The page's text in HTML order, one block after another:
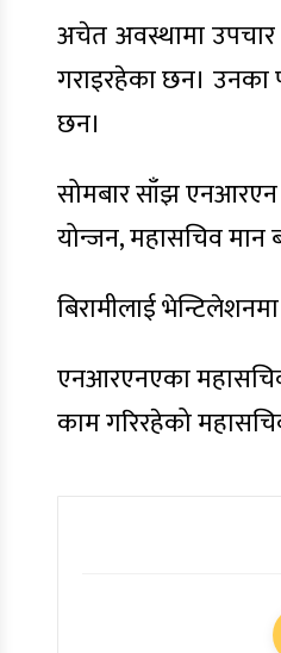
अचेत अवस्थामा उपचार
गराइरहेका छन। उनका
छन।
सोमबार साँझ
योन्जन, महासचिव
बिरामीलाई
एनआरएनएका
काम गरिरहेको